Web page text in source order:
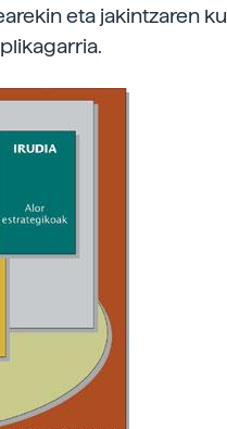
eta jakintzaren